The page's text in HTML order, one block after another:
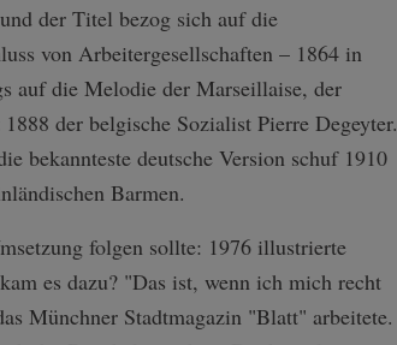
der Titel bezog sich auf die
von Arbeitergesellschaften – 1864 in
auf die Melodie der Marseillaise, der
der belgische Sozialist Pierre Degeyter.
bekannteste deutsche Version schuf 1910
Barmen.
folgen sollte: 1976 illustrierte
es dazu? "Das ist, wenn ich mich recht
Münchner Stadtmagazin "Blatt" arbeitete.